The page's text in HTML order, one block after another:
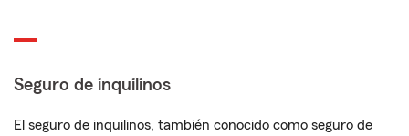
Seguro de inquilinos
El seguro de inquilinos, también conocido como seguro de